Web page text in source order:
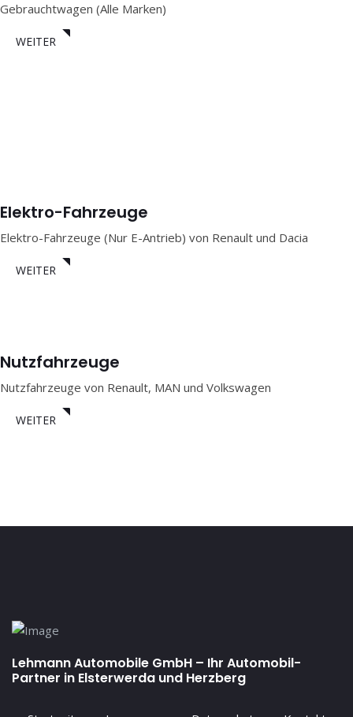
Gebrauchtwagen (Alle Marken)
WEITER
Elektro-Fahrzeuge
Elektro-Fahrzeuge (Nur E-Antrieb) von Renault und Dacia
WEITER
Nutzfahrzeuge
Nutzfahrzeuge von Renault, MAN und Volkswagen
WEITER
Lehmann Automobile GmbH – Ihr Automobil-
Partner in Elsterwerda und Herzberg